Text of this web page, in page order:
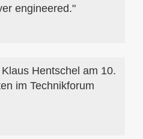
engineered."
Hentschel am 10.
im Technikforum